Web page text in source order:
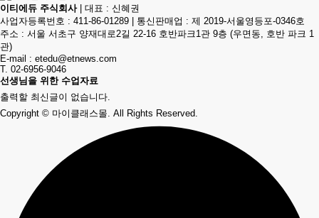
이티에듀 주식회사 | 대표 : 신혜권
사업자등록번호 : 411-86-01289 | 통신판매업 : 제 2019-서울영등포-0346호
주소 : 서울 서초구 양재대로2길 22-16 호반파크1관 9층 (우면동, 호반 파크 1
관)
E-mail : etedu@etnews.com
T. 02-6956-9046
선생님을 위한 수업자료
출력할 최신글이 없습니다.
Copyright © 마이클래스몰. All Rights Reserved.